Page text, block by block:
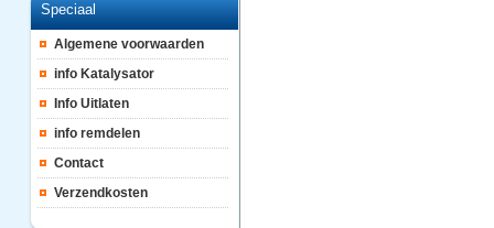
Speciaal
Algemene voorwaarden
info Katalysator
Info Uitlaten
info remdelen
Contact
Verzendkosten